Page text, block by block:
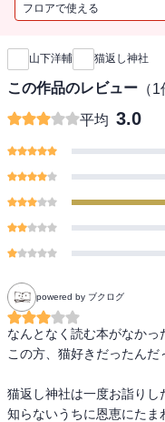
フロアで使える
新刊通知
山下洋輔 猫返し神社
この作品のレビュー （1
平均 3.0
powered by ブクログ
なんとなく読む本がなかっ
この方、猫好きだったんだ
猫返し神社は一度お詣りし
知らないうちに恩恵にた